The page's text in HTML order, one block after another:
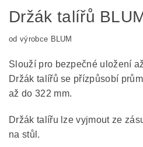
Držák talířů
od výrobce BLUM
Slouží pro bezpečné uložení
Držák talířů se přízpůsobí
až do 322 mm.
Držák talířu lze vyjmout ze
na stůl.